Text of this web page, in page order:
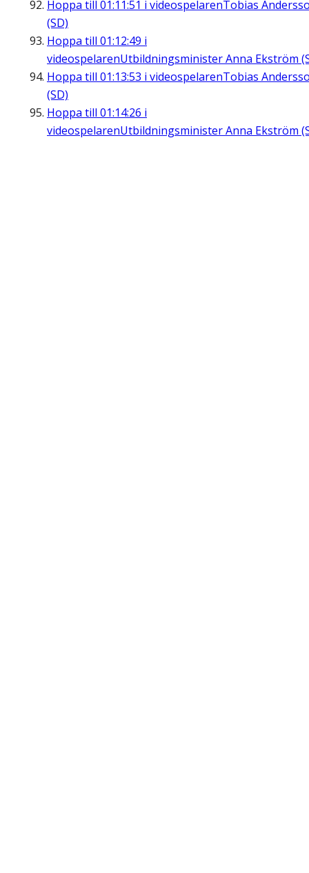
Hoppa till 01:11:51 i videospelarenTobias
(SD)
Hoppa till 01:12:49 i
videospelarenUtbildningsminister Anna Ekström
Hoppa till 01:13:53 i videospelarenTobias
(SD)
Hoppa till 01:14:26 i
videospelarenUtbildningsminister Anna Ekström